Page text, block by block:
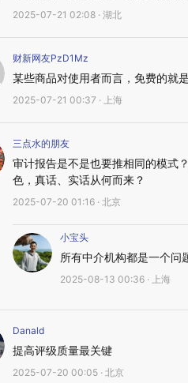
2025-07-21 02:08 · 湖北
财新网友PzD1Mz
某些商品对使用者而言，免费的就是
2025-07-21 00:37 · 上海
三点水的朋友
审计报告是不是也要推相同的模式
色，真话、实话从何而来？
2025-07-20 01:16 · 北京
小宝头
所有中介机构都是一个问
2025-08-13 00:36 · 上海
Danald
提高评级质量最关键
2025-07-20 00:05 · 北京